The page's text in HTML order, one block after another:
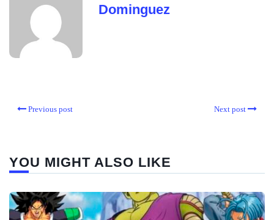
Dominguez
Previous post Next post
YOU MIGHT ALSO LIKE